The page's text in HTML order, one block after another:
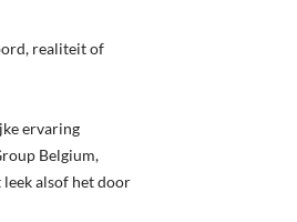
realiteit of
ervaring
Belgium,
leek alsof het door